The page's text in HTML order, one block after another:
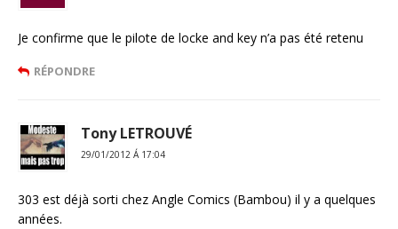
Je confirme que le pilote de locke and key n’a pas été retenu
RÉPONDRE
Tony LETROUVÉ
29/01/2012 Á 17:04
303 est déjà sorti chez Angle Comics (Bambou) il y a quelques
années.